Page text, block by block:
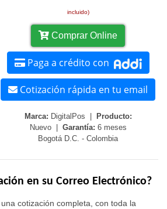
incluido)
Comprar Online
Paga a crédito con
Cotización rápida en tu email
Marca: DigitalPos |
Producto:
Nuevo | Garantía: 6 meses
Bogotá D.C. - Colombia
en su Correo Electrónico?
cotización completa, con toda la